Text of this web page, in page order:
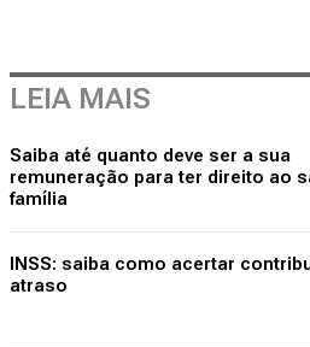
LEIA MAIS
Saiba até quanto deve ser a sua
remuneração para ter direito ao
família
INSS: saiba como acertar
atraso